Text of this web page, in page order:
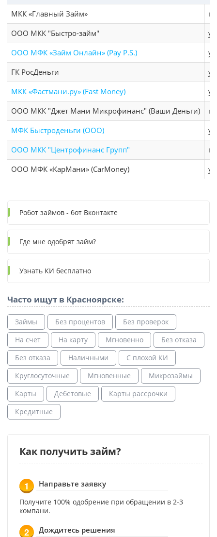
МКК «Главный Займ»
ООО МКК "Быстро-займ"
ООО МФК «Займ Онлайн» (Pay P.S.)
ГК РосДеньги
МКК «Фастмани.ру» (Fast Money)
ООО МКК "Джет Мани Микрофинанс" (Ваши Деньги)
г.
МФК Быстроденьги (ООО)
ООО МКК "Центрофинанс Групп"
г.
ООО МФК «КарМани» (CarMoney)
Робот займов - бот Вконтакте
Где мне одобрят займ?
Узнать КИ бесплатно
Часто ищут в Красноярске:
Займы Без процентов
Без проверок
На счет
На карту Мгновенно
Без отказа
Без отказа
Наличными
С плохой КИ
Круглосуточные
Мгновенные
Микрозаймы
Карты
Дебетовые
Карты рассрочки
Кредитные
Как получить займ?
1 Направьте заявку
Получите 100% одобрение при обращении в 2-3
компани.
2 Дождитесь решения